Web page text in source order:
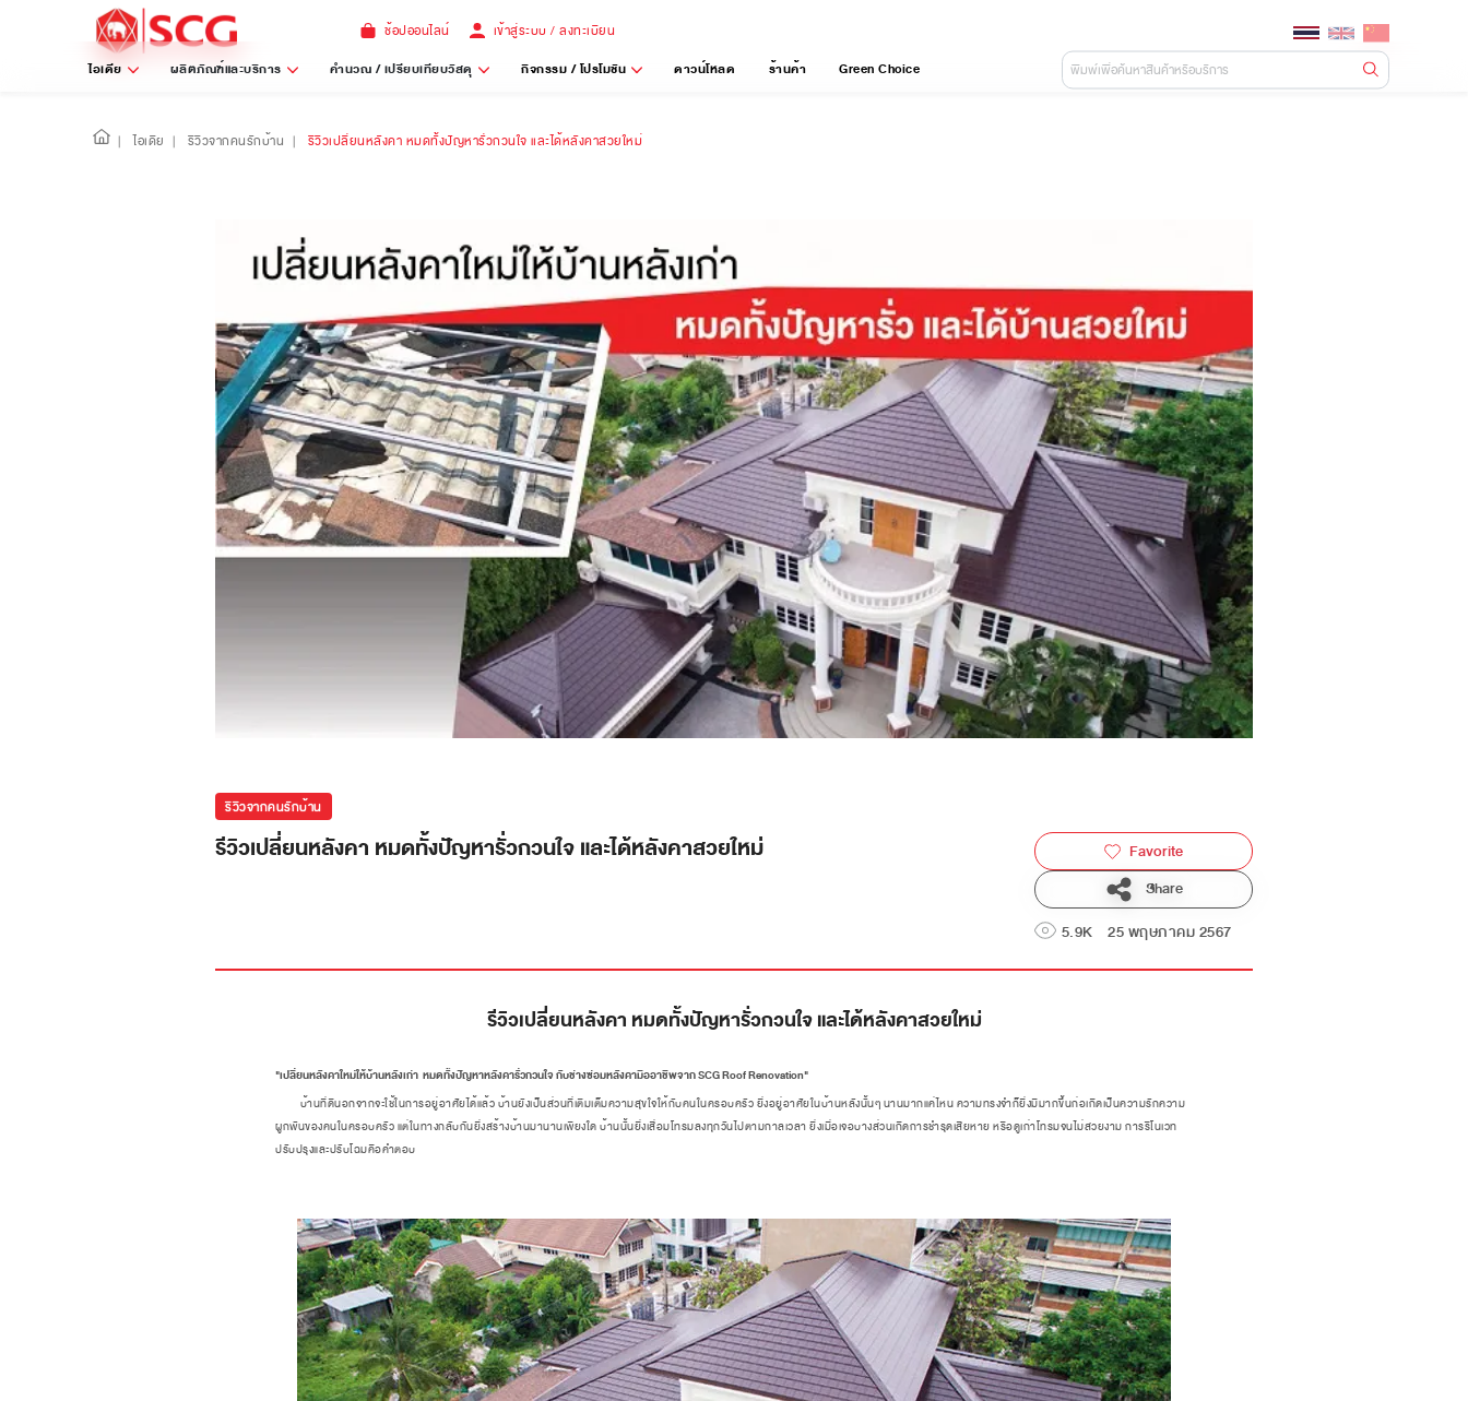
ช้อปออนไลน์ เข้าสู่ระบบ / ลงทะเบียน
ไอเดีย ผลิตภัณฑ์และบริการ คำนวณ / เปรียบเทียบวัสดุ กิจกรรม / โปรโมชัน ดาวน์โหลด ร้านค้า Green Choice
| ไอเดีย | รีวิวจากคนรักบ้าน | รีวิวเปลี่ยนหลังคา หมดทั้งปัญหารั่วกวนใจ และได้หลังคาสวยใหม่
รีวิวจากคนรักบ้าน
รีวิวเปลี่ยนหลังคา หมดทั้งปัญหารั่วกวนใจ และได้หลังคาสวยใหม่
Favorite
Share
5.9K
25 พฤษภาคม 2567
รีวิวเปลี่ยนหลังคา หมดทั้งปัญหารั่วกวนใจ และได้หลังคาสวยใหม่
"เปลี่ยนหลังคาใหม่ให้บ้านหลังเก่า หมดทั้งปัญหาหลังคารั่วกวนใจ กับช่างซ่อมหลังคามืออาชีพจาก SCG Roof Renovation"
บ้านที่ดีนอกจากจะใช้ในการอยู่อาศัยได้แล้ว บ้านยังเป็นส่วนที่เติมเต็มความสุขใจให้กับคนในครอบครัว ยิ่งอยู่อาศัยในบ้านหลังนั้นๆ นานมากแค่ไหน ความทรงจำก็ยิ่งมีมากขึ้นก่อเกิดเป็นความรักความ
ผูกพันของคนในครอบครัว แต่ในทางกลับกันยิ่งสร้างบ้านมานานเพียงใด บ้านนั้นยิ่งเสื่อมโทรมลงทุกวันไปตามกาลเวลา ยิ่งเมื่อเจอบางส่วนเกิดการชำรุดเสียหาย หรือดูเก่าโทรมจนไม่สวยงาม การรีโนเวท
ปรับปรุงและปรับโฉมคือคำตอบ